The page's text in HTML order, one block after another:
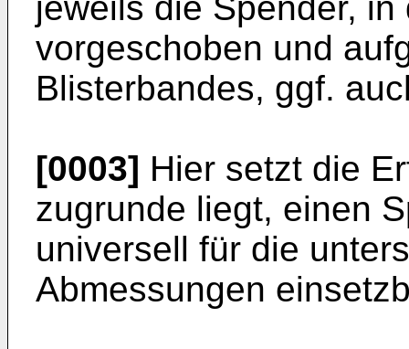
vorgeschoben und
Blisterbandes, ggf.
[0003] Hier setzt die
zugrunde liegt, einen
universell für die
Abmessungen